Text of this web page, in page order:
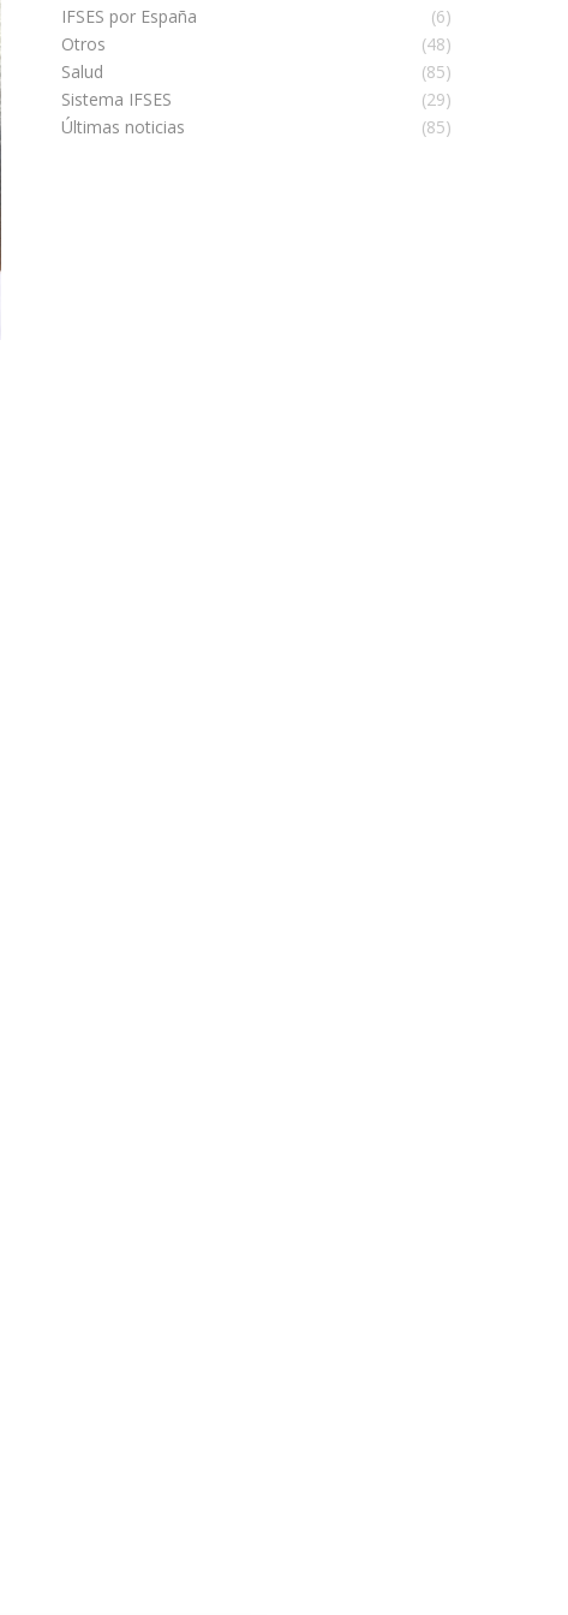
IFSES por España
(6)
Otros
(48)
Salud
(85)
Sistema IFSES
(29)
Últimas noticias
(85)